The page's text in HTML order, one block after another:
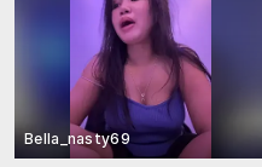
Bella_nasty69